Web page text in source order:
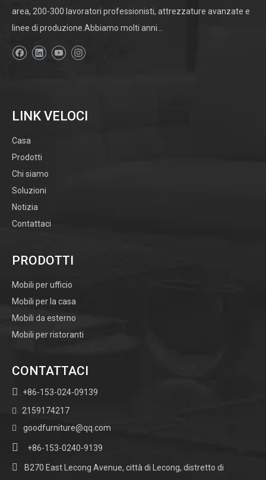
area, 200-300 lavoratori professionisti, attrezzature avanzate e
linee di produzione.Abbiamo molti anni...
LINK VELOCI
Casa
Prodotti
Chi siamo
Soluzioni
Notizia
Contattaci
PRODOTTI
Mobili per ufficio
Mobili per la casa
Mobili da esterno
Mobili per ristoranti
CONTATTACI
 +86-153-024-09139
 2159174217
 goodfurniture@qq.com
 +86-153-0240-9139
 B270 East Lecong Avenue, città di Lecong, distretto di